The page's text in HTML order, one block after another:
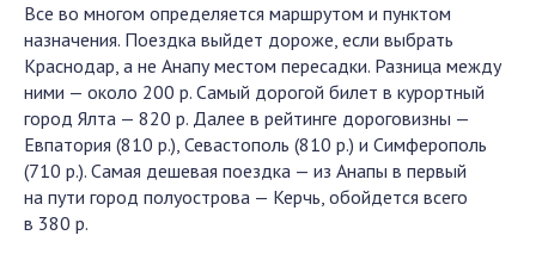
Все во многом определяется маршрутом и пунктом
назначения. Поездка выйдет дороже, если выбрать
Краснодар, а не Анапу местом пересадки. Разница между
ними — около 200 р. Самый дорогой билет в курортный
город Ялта — 820 р. Далее в рейтинге дороговизны —
Евпатория (810 р.), Севастополь (810 р.) и Симферополь
(710 р.). Самая дешевая поездка — из Анапы в первый
на пути город полуострова — Керчь, обойдется всего
в 380 р.